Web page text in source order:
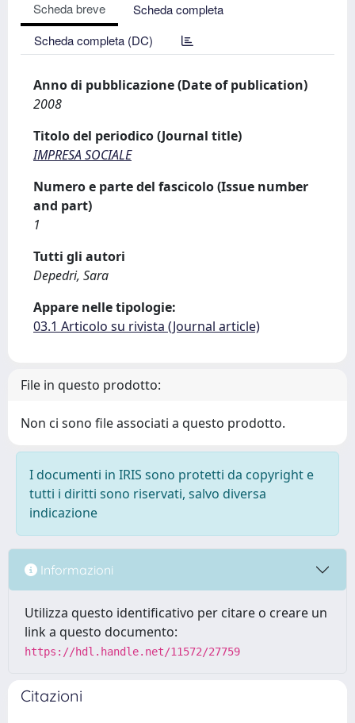
Scheda breve
Scheda completa
Scheda completa (DC)
Anno di pubblicazione (Date of publication)
2008
Titolo del periodico (Journal title)
IMPRESA SOCIALE
Numero e parte del fascicolo (Issue number
and part)
1
Tutti gli autori
Depedri, Sara
Appare nelle tipologie:
03.1 Articolo su rivista (Journal article)
File in questo prodotto:
Non ci sono file associati a questo prodotto.
I documenti in IRIS sono protetti da copyright e
tutti i diritti sono riservati, salvo diversa
indicazione
Informazioni
Utilizza questo identificativo per citare o creare un
link a questo documento:
https://hdl.handle.net/11572/27759
Citazioni